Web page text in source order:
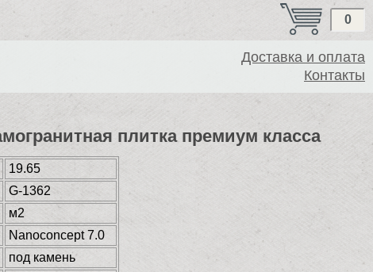
0
Доставка и оплата
Контакты
плитка премиум класса
19.65
G-1362
м2
Nanoconcept 7.0
под камень